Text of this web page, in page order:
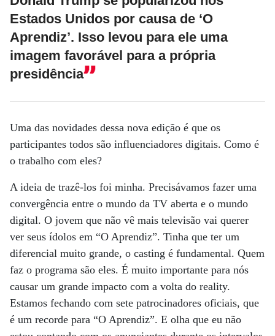
Estados Unidos por causa de ‘O
Aprendiz’. Isso levou para ele uma
imagem favorável para a própria
presidência
Uma das novidades dessa nova edição é que os
participantes todos são influenciadores digitais. Como é
o trabalho com eles?
A ideia de trazê-los foi minha. Precisávamos fazer uma
convergência entre o mundo da TV aberta e o mundo
digital. O jovem que não vê mais televisão vai querer
ver seus ídolos em “O Aprendiz”. Tinha que ter um
diferencial muito grande, o casting é fundamental. Quem
faz o programa são eles. É muito importante para nós
causar um grande impacto com a volta do reality.
Estamos fechando com sete patrocinadores oficiais, que
é um recorde para “O Aprendiz”. E olha que eu não